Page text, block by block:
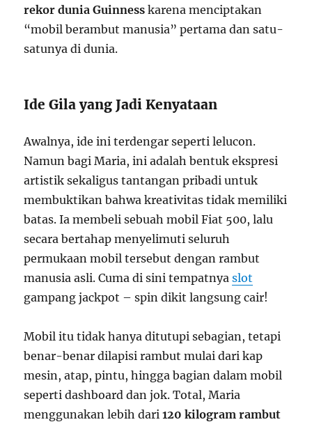
rekor dunia Guinness karena menciptakan
“mobil berambut manusia” pertama dan satu-
satunya di dunia.
Ide Gila yang Jadi Kenyataan
Awalnya, ide ini terdengar seperti lelucon.
Namun bagi Maria, ini adalah bentuk ekspresi
artistik sekaligus tantangan pribadi untuk
membuktikan bahwa kreativitas tidak memiliki
batas. Ia membeli sebuah mobil Fiat 500, lalu
secara bertahap menyelimuti seluruh
permukaan mobil tersebut dengan rambut
manusia asli. Cuma di sini tempatnyaslot
gampang jackpot – spin dikit langsung cair!
Mobil itu tidak hanya ditutupi sebagian, tetapi
benar-benar dilapisi rambut mulai dari kap
mesin, atap, pintu, hingga bagian dalam mobil
seperti dashboard dan jok. Total, Maria
menggunakan lebih dari120 kilogram rambut